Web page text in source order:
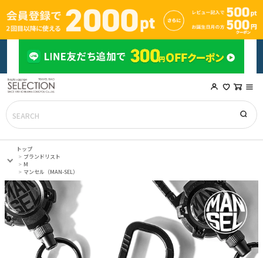
トップ
ブランドリスト
M
マンセル（MAN-SEL）